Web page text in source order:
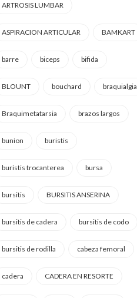
ARTROSIS LUMBAR
ASPIRACION ARTICULAR BAMKART
barre biceps bifida
BLOUNT bouchard braquialgia
Braquimetatarsia brazos largos
bunion buristis
buristis trocanterea bursa
bursitis BURSITIS ANSERINA
bursitis de cadera bursitis de codo
bursitis de rodilla cabeza femoral
cadera CADERA EN RESORTE